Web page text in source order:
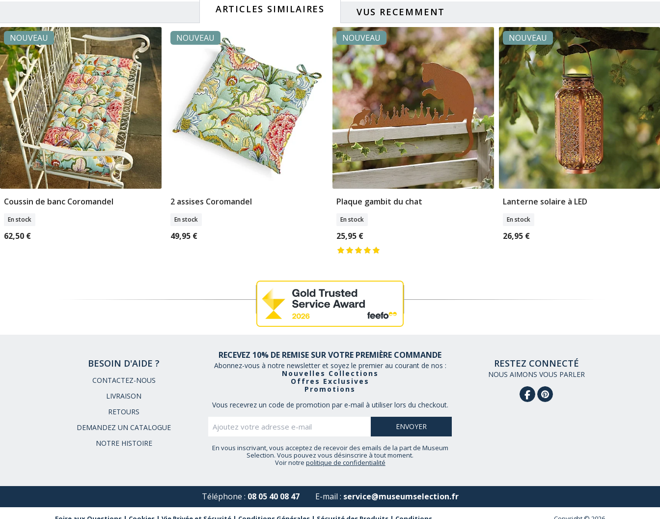
ARTICLES SIMILAIRES VUS RECEMMENT
NOUVEAU
Ajouter Au Panier
Coussin de banc Coromandel
En stock
62,50 €
NOUVEAU
Ajouter Au Panier
2 assises Coromandel
En stock
49,95 €
NOUVEAU
Ajouter Au Panier
Plaque gambit du chat
En stock
25,95 €
NOUVEAU
Ajouter Au Panier
Lanterne solaire à LED
En stock
26,95 €
RECEVEZ 10% DE REMISE SUR VOTRE PREMIÈRE COMMANDE
Abonnez-vous à notre newsletter et soyez le premier au courant de nos :
Nouvelles Collections
Offres Exclusives
Promotions
Vous recevrez un code de promotion par e-mail à utiliser lors du checkout.
En vous inscrivant, vous acceptez de recevoir des emails de la part de Museum
Selection. Vous pouvez vous désinscrire à tout moment.
Voir notre politique de confidentialité
RESTEZ CONNECTÉ
NOUS AIMONS VOUS PARLER
BESOIN D'AIDE ?
CONTACTEZ-NOUS
LIVRAISON
RETOURS
DEMANDEZ UN CATALOGUE
NOTRE HISTOIRE
Téléphone : 08 05 40 08 47 E-mail : service@museumselection.fr